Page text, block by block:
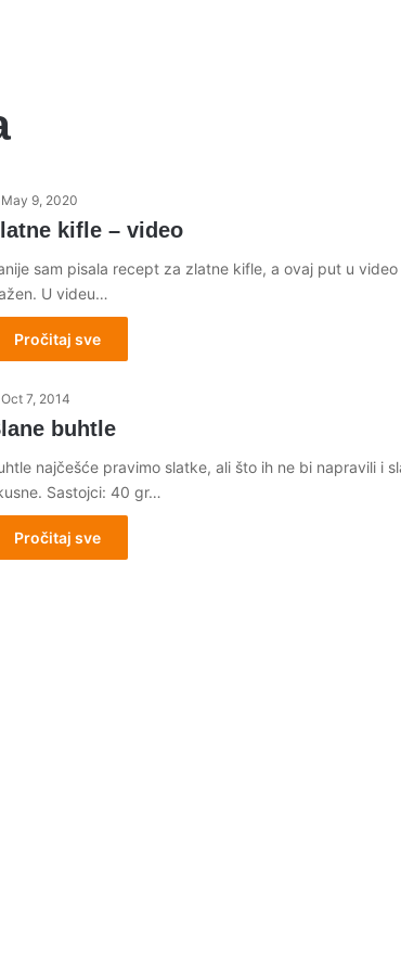
May 9, 2020
kifle – video
sam pisala recept za zlatne kifle, a ovaj put u
U videu…
Pročitaj sve
Oct 7, 2014
buhtle
najčešće pravimo slatke, ali što ih ne bi napravili i
Sastojci: 40 gr…
Pročitaj sve